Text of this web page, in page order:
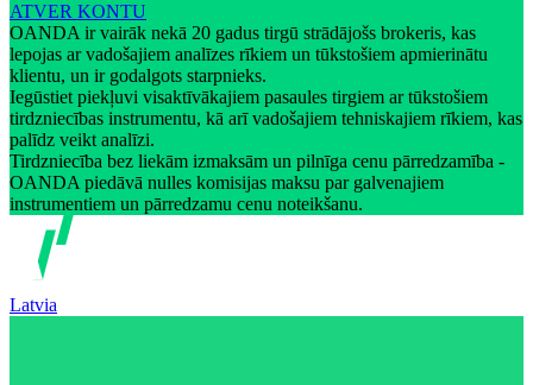
ATVER KONTU
OANDA ir vairāk nekā 20 gadus tirgū strādājošs brokeris, kas
lepojas ar vadošajiem analīzes rīkiem un tūkstošiem apmierinātu
klientu, un ir godalgots starpnieks.
Iegūstiet piekļuvi visaktīvākajiem pasaules tirgiem ar tūkstošiem
tirdzniecības instrumentu, kā arī vadošajiem tehniskajiem rīkiem, kas
palīdz veikt analīzi.
Tirdzniecība bez liekām izmaksām un pilnīga cenu pārredzamība -
OANDA piedāvā nulles komisijas maksu par galvenajiem
instrumentiem un pārredzamu cenu noteikšanu.
Latvia